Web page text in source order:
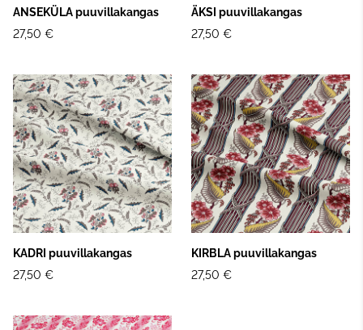
ANSEKÜLA puuvillakangas
27,50 €
ÄKSI puuvillakangas
27,50 €
KADRI puuvillakangas
27,50 €
KIRBLA puuvillakangas
27,50 €